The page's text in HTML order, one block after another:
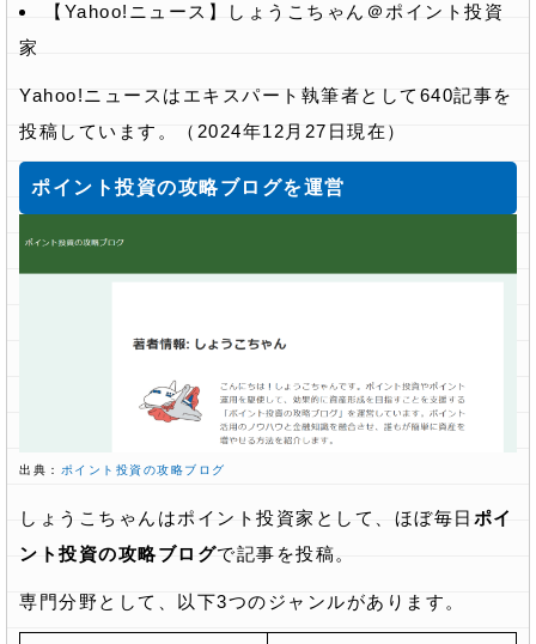
【Yahoo!ニュース】しょうこちゃん＠ポイント投資
家
Yahoo!ニュースはエキスパート執筆者として640記事を
投稿しています。（2024年12月27日現在）
ポイント投資の攻略ブログを運営
出典： ポイント投資の攻略ブログ
しょうこちゃんはポイント投資家として、ほぼ毎日 ポイ
ント投資の攻略ブログで記事を投稿。
専門分野として、以下3つのジャンルがあります。